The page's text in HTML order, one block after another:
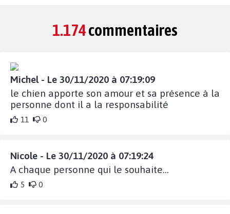
1.174commentaires
Michel - Le 30/11/2020 à 07:19:09
le chien apporte son amour et sa présence à la
personne dont il a la responsabilité
11 0
Nicole - Le 30/11/2020 à 07:19:24
A chaque personne qui le souhaite...
5 0